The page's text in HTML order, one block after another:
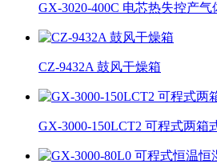
GX-3020-400C 电芯热失控产气
CZ-9432A 鼓风干燥箱
GX-3000-150LCT2 可程式两箱